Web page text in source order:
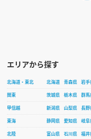
エリアから探す
北海道・東北 北海道 青森県 岩手
関東
茨城県 栃木県 群馬
甲信越
新潟県 山梨県
長野
東海
静岡県 愛知県 岐阜
北陸
富山県 石川県
福井